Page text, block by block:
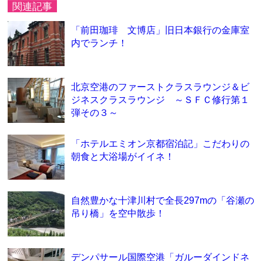
関連記事
「前田珈琲 文博店」旧日本銀行の金庫室
内でランチ！
北京空港のファーストクラスラウンジ＆ビ
ジネスクラスラウンジ ～ＳＦＣ修行第１
弾その３～
「ホテルエミオン京都宿泊記」こだわりの
朝食と大浴場がイイネ！
自然豊かな十津川村で全長297mの「谷瀬の
吊り橋」を空中散歩！
デンパサール国際空港「ガルーダインドネ